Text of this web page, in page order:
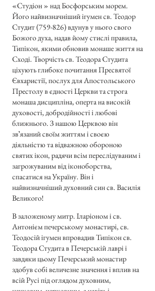
«Студіон » над Босфорським морем.
Його найвизначніший ігумен св. Теодор
Студит (759-826) вдунув у нього свого
Божого духа, надав йому стислі правила,
Типікон, якими обновив монаше життя на
Сході. Творчість св. Теодора Студита
ціхують глибоке почитання Пресвятої
Євхаристії, послух для Апостольського
Престолу в єдності Церкви та строга
монаша дисципліна, оперта на високій
духовості, добродійності і любові
ближнього. З нашою Церквою він
звʼязаний своїм життям і своєю
діяльністю та відважною обороною
святих ікон, радячи всім переслідуваним і
загрожуваним від іконоборства,
спасатися на Україну. Він і
найвизначніший духовний син св. Василія
Великого!
В заложеному митр. Іларіоном і св.
Антонієм печерському монастирі, св.
Теодосій ігумен впровадив Типікон св.
Теодора Студита в Печерській лаврі і
завдяки цьому Печерський монастир
здобув собі величезне значення і вплив на
всій Русі під оглядом духовним,